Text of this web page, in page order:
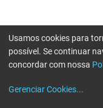
Usamos cookies para
possível. Se continuar
concordar com nossa
Gerenciar Cookies...
Erro ao enviar